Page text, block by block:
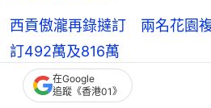
西貢傲瀧再錄撻訂 兩名花園
訂492萬及816萬
在Google
追蹤《香港01》